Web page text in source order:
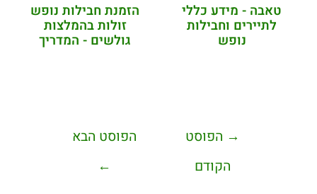
טאבה - מידע כללי
לתיירים וחבילות
נופש
הזמנת חבילות נופש
זולות בהמלצות
גולשים - המדריך
→ הפוסט
הקודם
הפוסט הבא
←